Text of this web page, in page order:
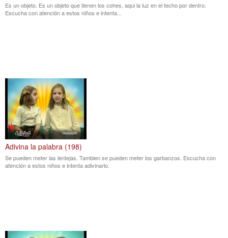
Es un objeto. Es un objeto que tienen los cohes, aqui la luz en el techo por dentro.
Escucha con atención a estos niños e intenta...
Adivina la palabra (198)
Se pueden meter las lentejas. Tambien se pueden meter los garbanzos. Escucha con
atención a estos niños e intenta adivinarlo.